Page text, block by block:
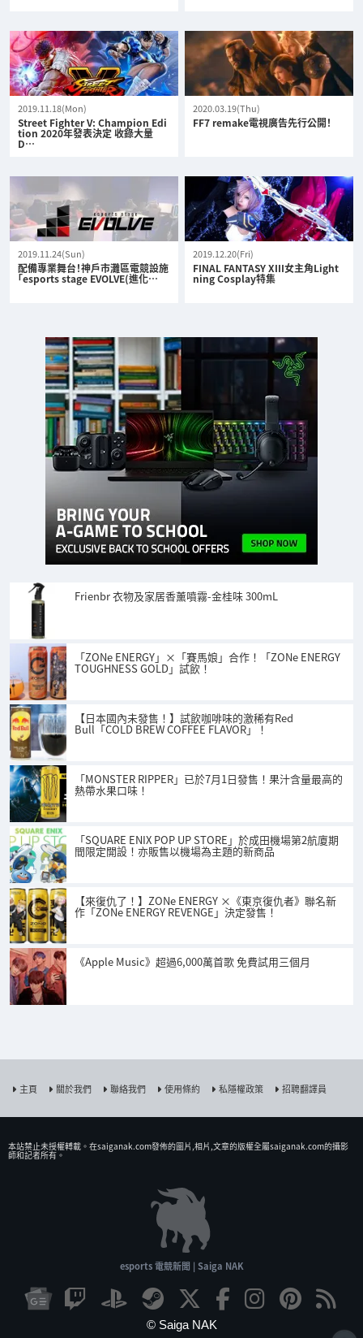
2019.11.18(Mon)
Street Fighter V: Champion Edi
tion 2020年發表決定 收錄大量
D…
2020.03.19(Thu)
FF7 remake電視廣告先行公開！
2019.11.24(Sun)
配備專業舞台！神戶市灘區電競設施
「esports stage EVOLVE(進化…
2019.12.20(Fri)
FINAL FANTASY XIII女主角Light
ning Cosplay特集
Frienbr 衣物及家居香薰噴霧-金桂味 300mL
「ZONe ENERGY」×「賽馬娘」合作！「ZONe ENERGY
TOUGHNESS GOLD」試飲！
【日本國內未發售！】試飲咖啡味的激稀有Red
Bull「COLD BREW COFFEE FLAVOR」！
「MONSTER RIPPER」已於7月1日發售！果汁含量最高的
熱帶水果口味！
「SQUARE ENIX POP UP STORE」於成田機場第2航廈期
間限定開設！亦販售以機場為主題的新商品
【來復仇了！】ZONe ENERGY ×《東京復仇者》聯名新
作「ZONe ENERGY REVENGE」決定發售！
《Apple Music》超過6,000萬首歌 免費試用三個月
主頁 關於我們 聯絡我們 使用條約 私隱權政策 招聘翻譯員
本站禁止未授權𨍭載。在saiganak.com發佈的圖片,相片,文章的版權全屬saiganak.com的攝影
師和記者所有。
esports 電競新聞 | Saiga NAK
© Saiga NAK